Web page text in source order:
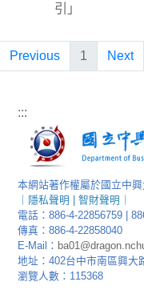
引」
Previous 1 Next
:::
本網站著作權屬於國立中
隱私聲明 |智財聲明
電話：886-4-22856759 |
傳真：886-4-22858040
E-Mail：
地址：402台中市南區興大
瀏覽人數：115368